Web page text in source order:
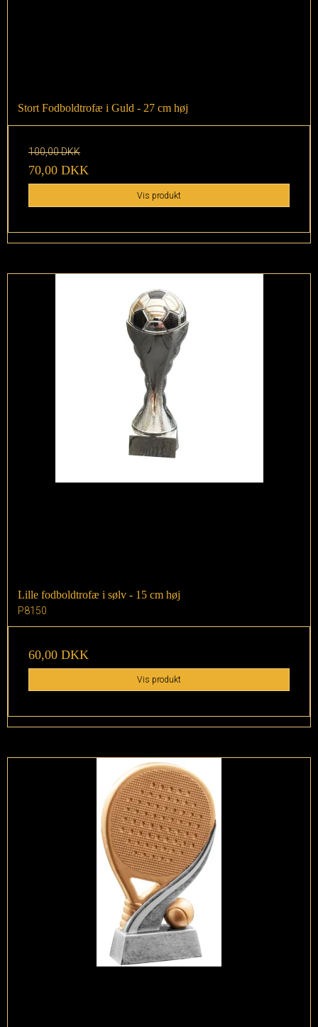
Stort Fodboldtrofæ i Guld - 27 cm høj
100,00 DKK
70,00 DKK
Vis produkt
Lille fodboldtrofæ i sølv - 15 cm høj
P8150
60,00 DKK
Vis produkt